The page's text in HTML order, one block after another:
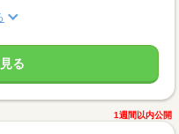
る
1週間以内公開